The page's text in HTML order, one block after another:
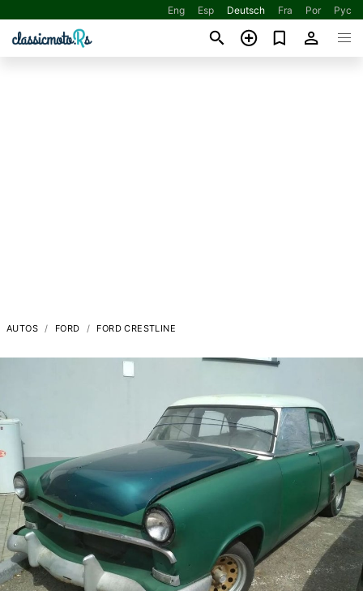
Eng Esp Deutsch Fra Por Рус
AUTOS FORD FORD CRESTLINE